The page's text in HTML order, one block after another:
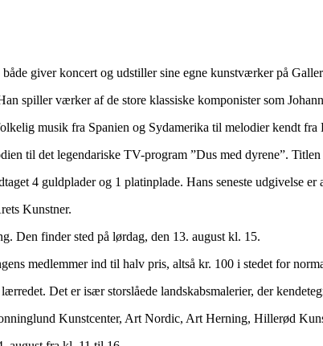
giver koncert og udstiller sine egne kunstværker på
spiller værker af de store klassiske komponister som
musik fra Spanien og Sydamerika til melodier kendt
til det legendariske TV-program ”Dus med dyrene”.
4 guldplader og 1 platinplade. Hans seneste udgivelse er
Kunstner.
Den finder sted på lørdag, den 13. august kl. 15.
medlemmer ind til halv pris, altså kr. 100 i stedet for
Det er især storslåede landskabsmalerier, der
Kunstcenter, Art Nordic, Art Herning, Hillerød